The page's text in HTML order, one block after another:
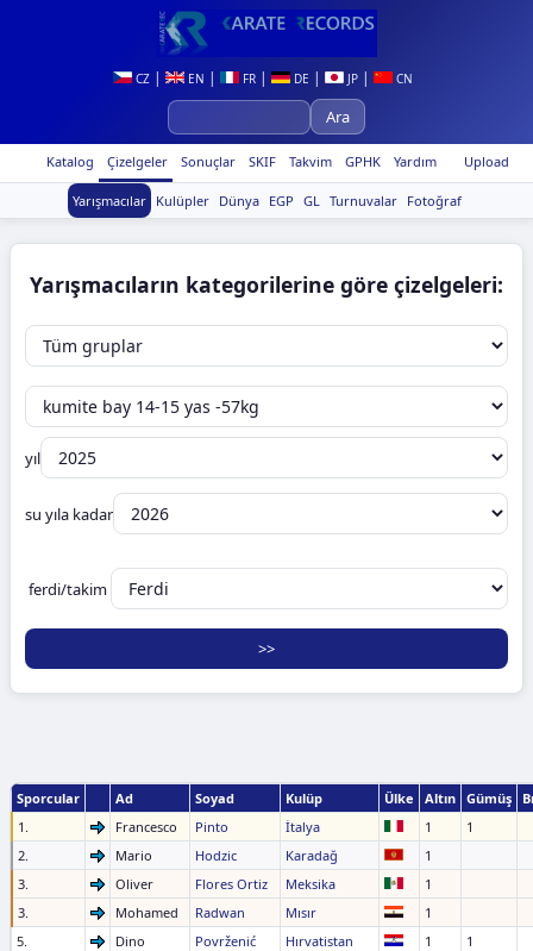
CZ | EN | FR | DE | JP | CN
Upload
Katalog Çizelgeler Sonuçlar SKIF Takvim GPHK Yardım
Yarışmacılar Kulüpler Dünya EGP GL Turnuvalar Fotoğraf
Yarışmacıların kategorilerine göre çizelgeleri:
yıl
su yıla kadar
ferdi/takim
Sporcular Ad Soyad Kulüp Ülke Altın Gümüş
1.
Francesco Pinto İtalya 1
1
2.
Mario Hodzic Karadağ
1
3.
Oliver Flores Ortiz Meksika
1
3.
Mohamed Radwan Mısır
1
5.
Dino Povrženić Hırvatistan 1
1